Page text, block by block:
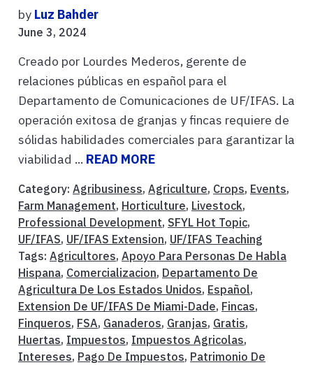
by Luz Bahder
June 3, 2024
Creado por Lourdes Mederos, gerente de
relaciones públicas en español para el
Departamento de Comunicaciones de UF/IFAS. La
operación exitosa de granjas y fincas requiere de
sólidas habilidades comerciales para garantizar la
viabilidad ... READ MORE
Category: Agribusiness, Agriculture, Crops, Events,
Farm Management, Horticulture, Livestock,
Professional Development, SFYL Hot Topic,
UF/IFAS, UF/IFAS Extension, UF/IFAS Teaching
Tags: Agricultores, Apoyo Para Personas De Habla
Hispana, Comercializacion, Departamento De
Agricultura De Los Estados Unidos, Español,
Extension De UF/IFAS De Miami-Dade, Fincas,
Finqueros, FSA, Ganaderos, Granjas, Gratis,
Huertas, Impuestos, Impuestos Agricolas,
Intereses, Pago De Impuestos, Patrimonio De